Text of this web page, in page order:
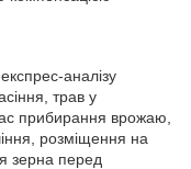
аналізу
трав у
прибирання врожаю,
розміщення на
зерна перед